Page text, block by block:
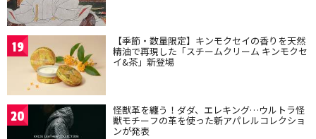
19 【季節・数量限定】キンモクセイの香りを天然
精油で再現した「スチームクリーム キンモクセ
イ&茶」新登場
20 怪獣革を纏う！ダダ、エレキング…ウルトラ怪
獣モチーフの革を使った新アパレルコレクショ
ンが発表